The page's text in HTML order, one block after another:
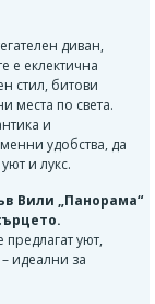
диван,
е еклектична
стил, битови
места по света.
и
удобства, да
и лукс.
Вили „Панорама“
уют,
идеални за